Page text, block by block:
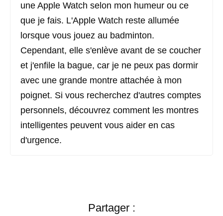
une Apple Watch selon mon humeur ou ce
que je fais. L'Apple Watch reste allumée
lorsque vous jouez au badminton.
Cependant, elle s'enlève avant de se coucher
et j'enfile la bague, car je ne peux pas dormir
avec une grande montre attachée à mon
poignet. Si vous recherchez d'autres comptes
personnels, découvrez comment les montres
intelligentes peuvent vous aider en cas
d'urgence.
Partager :